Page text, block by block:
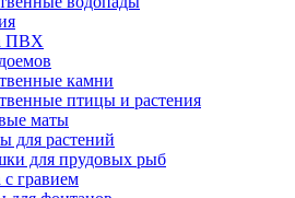
ПВХ
камни
птицы и растения
маты
для растений
для прудовых рыб
гравием